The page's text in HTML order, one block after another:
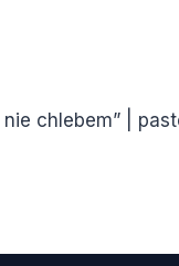
chlebem” |